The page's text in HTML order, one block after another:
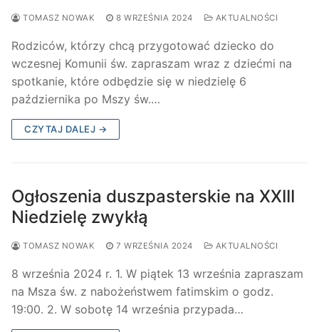
TOMASZ NOWAK 8 WRZEŚNIA 2024 AKTUALNOŚCI
Rodziców, którzy chcą przygotować dziecko do
wczesnej Komunii św. zapraszam wraz z dziećmi na
spotkanie, które odbędzie się w niedzielę 6
października po Mszy św.…
CZYTAJ DALEJ →
Ogłoszenia duszpasterskie na XXIII
Niedzielę zwykłą
TOMASZ NOWAK 7 WRZEŚNIA 2024 AKTUALNOŚCI
8 września 2024 r. 1. W piątek 13 września zapraszam
na Msza św. z nabożeństwem fatimskim o godz.
19:00. 2. W sobotę 14 września przypada…